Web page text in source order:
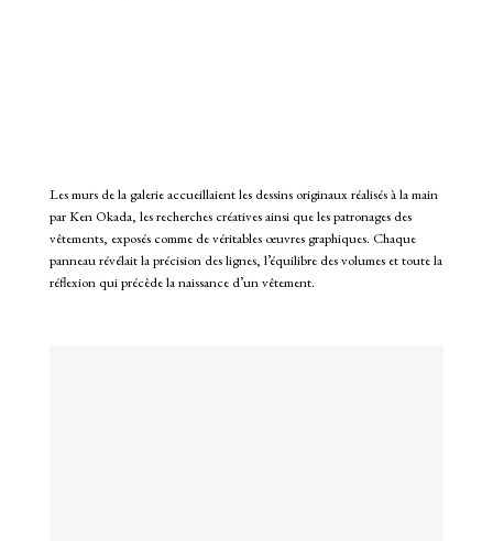
Les murs de la galerie accueillaient les dessins originaux réalisés à la main
par Ken Okada, les recherches créatives ainsi que les patronages des
vêtements, exposés comme de véritables œuvres graphiques. Chaque
panneau révélait la précision des lignes, l’équilibre des volumes et toute la
réflexion qui précède la naissance d’un vêtement.